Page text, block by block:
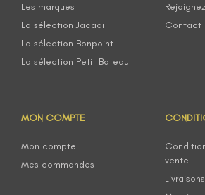
Les marques
La sélection Jacadi
La sélection Bonpoint
La sélection Petit Bateau
Contact
MON COMPTE
Mon compte
Mes commandes
vente